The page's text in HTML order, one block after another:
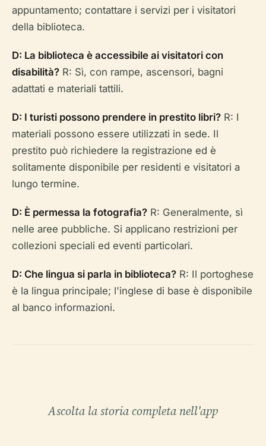
appuntamento; contattare i servizi per i visitatori
della biblioteca.
D: La biblioteca è accessibile ai visitatori con
disabilità? R: Sì, con rampe, ascensori, bagni
adattati e materiali tattili.
D: I turisti possono prendere in prestito libri? R: I
materiali possono essere utilizzati in sede. Il
prestito può richiedere la registrazione ed è
solitamente disponibile per residenti e visitatori a
lungo termine.
D: È permessa la fotografia? R: Generalmente, sì
nelle aree pubbliche. Si applicano restrizioni per
collezioni speciali ed eventi particolari.
D: Che lingua si parla in biblioteca? R: Il portoghese
è la lingua principale; l'inglese di base è disponibile
al banco informazioni.
Ascolta la storia completa nell'app